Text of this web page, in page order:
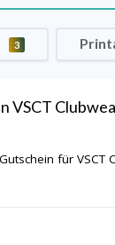
3
VSCT
für VSCT